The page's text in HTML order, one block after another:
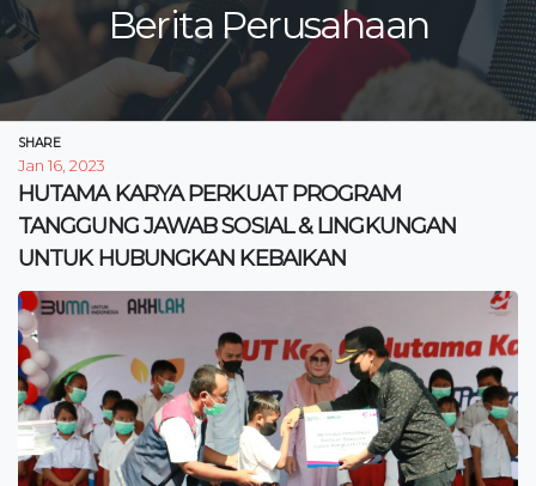
Berita Perusahaan
SHARE
Jan 16, 2023
HUTAMA KARYA PERKUAT PROGRAM
TANGGUNG JAWAB SOSIAL & LINGKUNGAN
UNTUK HUBUNGKAN KEBAIKAN